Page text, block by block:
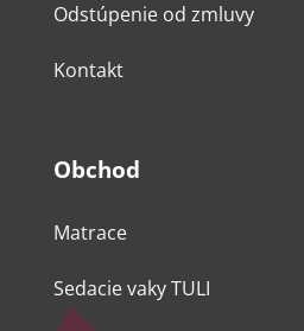
Odstúpenie od zmluvy
Kontakt
Obchod
Matrace
Sedacie vaky TULI